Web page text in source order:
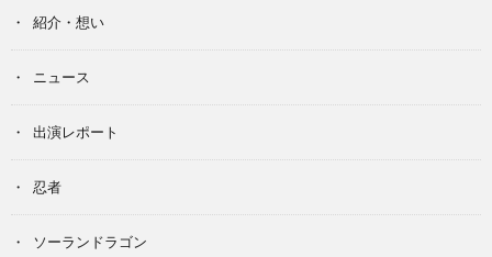
紹介・想い
ニュース
出演レポート
忍者
ソーランドラゴン